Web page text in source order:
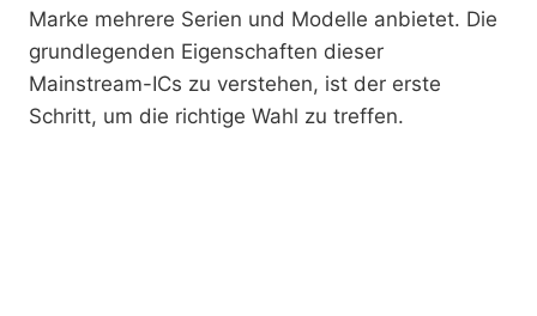
Marke mehrere Serien und Modelle anbietet. Die
grundlegenden Eigenschaften dieser
Mainstream-ICs zu verstehen, ist der erste
Schritt, um die richtige Wahl zu treffen.